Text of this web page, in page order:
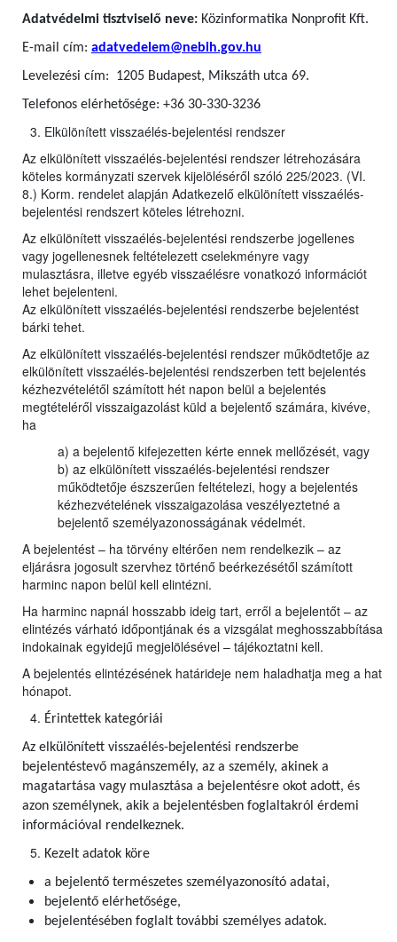
Adatvédelmi tisztviselő neve: Közinformatika Nonprofit Kft.
E-mail cím: adatvedelem@nebih.gov.hu
Levelezési cím: 1205 Budapest, Mikszáth utca 69.
Telefonos elérhetősége: +36 30-330-3236
Elkülönített visszaélés-bejelentési rendszer
Az elkülönített visszaélés-bejelentési rendszer létrehozására
köteles kormányzati szervek kijelöléséről szóló 225/2023. (VI.
8.) Korm. rendelet alapján Adatkezelő elkülönített visszaélés-
bejelentési rendszert köteles létrehozni.
Az elkülönített visszaélés-bejelentési rendszerbe jogellenes
vagy jogellenesnek feltételezett cselekményre vagy
mulasztásra, illetve egyéb visszaélésre vonatkozó információt
lehet bejelenteni.
Az elkülönített visszaélés-bejelentési rendszerbe bejelentést
bárki tehet.
Az elkülönített visszaélés-bejelentési rendszer működtetője az
elkülönített visszaélés-bejelentési rendszerben tett bejelentés
kézhezvételétől számított hét napon belül a bejelentés
megtételéről visszaigazolást küld a bejelentő számára, kivéve,
ha
a) a bejelentő kifejezetten kérte ennek mellőzését, vagy
b) az elkülönített visszaélés-bejelentési rendszer
működtetője észszerűen feltételezi, hogy a bejelentés
kézhezvételének visszaigazolása veszélyeztetné a
bejelentő személyazonosságának védelmét.
A bejelentést – ha törvény eltérően nem rendelkezik – az
eljárásra jogosult szervhez történő beérkezésétől számított
harminc napon belül kell elintézni.
Ha harminc napnál hosszabb ideig tart, erről a bejelentőt – az
elintézés várható időpontjának és a vizsgálat meghosszabbítása
indokainak egyidejű megjelölésével – tájékoztatni kell.
A bejelentés elintézésének határideje nem haladhatja meg a hat
hónapot.
Érintettek kategóriái
Az elkülönített visszaélés-bejelentési rendszerbe
bejelentéstevő magánszemély, az a személy, akinek a
magatartása vagy mulasztása a bejelentésre okot adott, és
azon személynek, akik a bejelentésben foglaltakról érdemi
információval rendelkeznek.
Kezelt adatok köre
a bejelentő természetes személyazonosító adatai,
bejelentő elérhetősége,
bejelentésében foglalt további személyes adatok.